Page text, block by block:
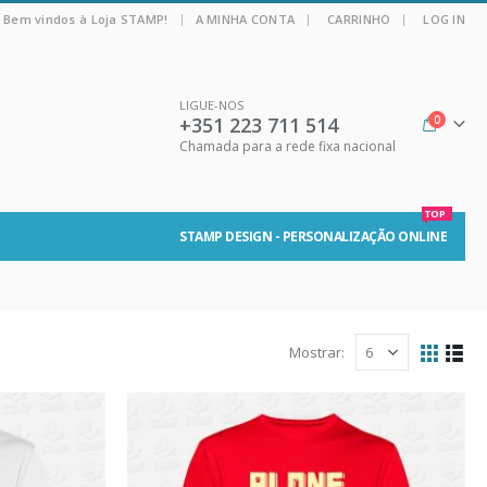
Bem vindos à Loja STAMP! | A MINHA CONTA CARRINHO LOG IN
LIGUE-NOS
+351 223 711 514
Chamada para a rede fixa nacional
0
STAMP DESIGN - PERSONALIZAÇÃO ONLINE
TOP
Mostrar: